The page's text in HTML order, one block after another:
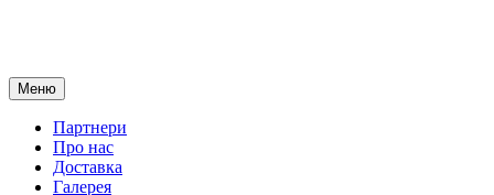
Меню
Партнери
Про нас
Доставка
Галерея